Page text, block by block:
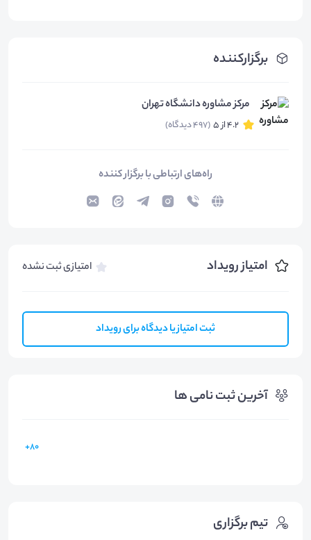
برگزارکننده
مرکز مشاوره دانشگاه تهران
4.2 از 5 (497 دیدگاه)
راه‌های ارتباطی با برگزار کننده
امتیاز رویداد امتیازی ثبت نشده
ثبت امتیاز یا دیدگاه برای رویداد
آخرین ثبت نامی ها
80+
تیم برگزاری